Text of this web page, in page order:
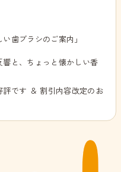
歯ブラシのご案内」
と、ちょっと懐かしい香
評です ＆ 割引内容改定のお